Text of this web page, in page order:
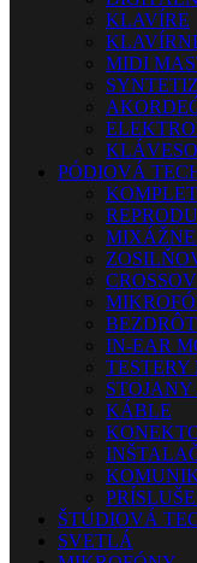
KLAVÍRE
MIDI
PÓDIOVÁ
IN-EAR
TESTERY
KÁBLE
ŠTÚDIOVÁ
SVETLÁ